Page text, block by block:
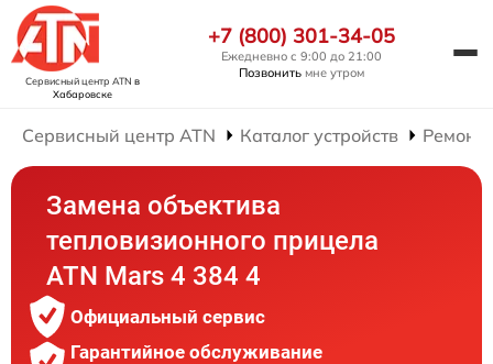
Сервисный центр ATN в
Хабаровске
+7 (800) 301-34-05
Ежедневно с 9:00 до 21:00
Позвонить мне утром
Сервисный центр ATN Каталог устройств Ремонт
Замена объектива
тепловизионного прицела
ATN Mars 4 384 4
Официальный сервис
Гарантийное обслуживание